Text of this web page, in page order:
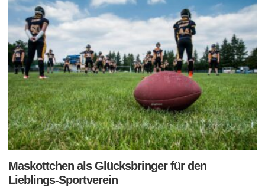
Maskottchen als Glücksbringer für den
Lieblings-Sportverein